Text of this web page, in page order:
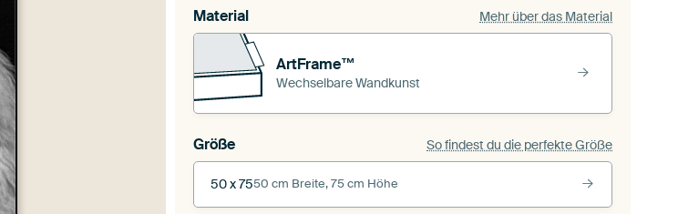
Material Mehr über das Material
ArtFrame™
Wechselbare Wandkunst
Größe So findest du die perfekte Größe
50 x 7550 cm Breite, 75 cm Höhe